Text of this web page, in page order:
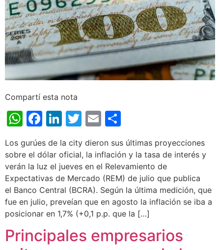
Compartí esta nota
WhatsApp
Facebook
LinkedIn
Twitter
Email
Los gurúes de la city dieron sus últimas proyecciones
sobre el dólar oficial, la inflación y la tasa de interés y
verán la luz el jueves en el Relevamiento de
Expectativas de Mercado (REM) de julio que publica
el Banco Central (BCRA). Según la última medición, que
fue en julio, preveían que en agosto la inflación se iba a
posicionar en 1,7% (+0,1 p.p. que la […]
Principales empresarios